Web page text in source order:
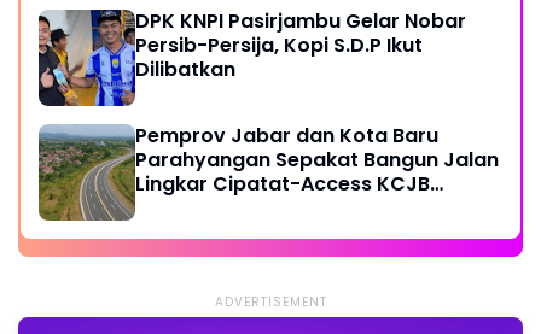
DPK KNPI Pasirjambu Gelar Nobar
Persib-Persija, Kopi S.D.P Ikut
Dilibatkan
Pemprov Jabar dan Kota Baru
Parahyangan Sepakat Bangun Jalan
Lingkar Cipatat-Access KCJB
ADVERTISEMENT